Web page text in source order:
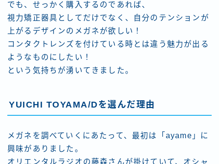
でも、せっかく購入するのであれば、
視力矯正器具としてだけでなく、自分のテンションが
上がるデザインのメガネが欲しい！
コンタクトレンズを付けている時とは違う魅力が出る
ようなものにしたい！
という気持ちが湧いてきました。
YUICHI TOYAMA/Dを選んだ理由
メガネを調べていくにあたって、最初は「 ayame 」に
興味がありました。
オリエンタルラジオの藤森さんが掛けていて、オシャ